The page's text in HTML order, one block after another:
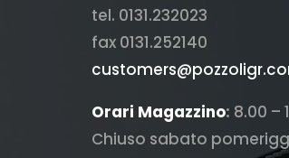
tel. 0131.232023
fax 0131.252140
Orari Magazzino: 8.00 –
Chiuso sabato